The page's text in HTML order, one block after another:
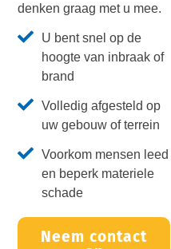
denken graag met u mee.
U bent snel op de
hoogte van inbraak of
brand
Volledig afgesteld op
uw gebouw of terrein
Voorkom mensen leed
en beperk materiele
schade
Neem contact